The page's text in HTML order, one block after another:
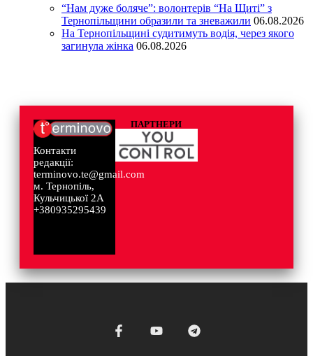
“Нам дуже боляче”: волонтерів “На Щиті” з
Тернопільщини образили та зневажили 06.08.2026
На Тернопільщині судитимуть водія, через якого
загинула жінка 06.08.2026
Контакти
редакції:
terminovo.te@gmail.com
м. Тернопіль,
Кульчицької 2А
+380935295439
ПАРТНЕРИ